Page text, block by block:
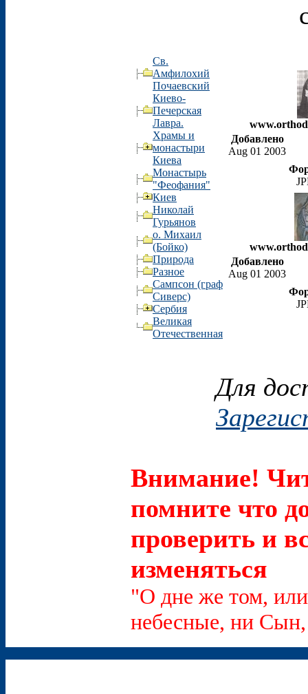
Св.
Амфилохий
Почаевский
Киево-
Печерская
Лавра.
Храмы и
монастыри
Киева
Монастырь
"Феофания"
Киев
Николай
Гурьянов
о. Михаил
(Бойко)
Природа
Разное
Сампсон (граф
Сиверс)
Сербия
Великая
Отечественная
Добавлено
Aug 01 2003
Добавлено
Aug 01 2003
Для
Внимание!
помните что
проверить и
изменяться
"О дне же том,
небесные, ни